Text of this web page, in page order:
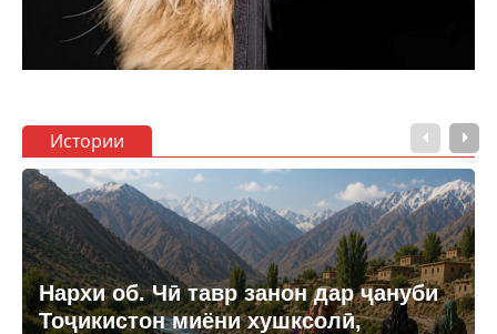
Истории
Нархи об. Чӣ тавр занон дар ҷануби
Тоҷикистон миёни хушксолӣ,